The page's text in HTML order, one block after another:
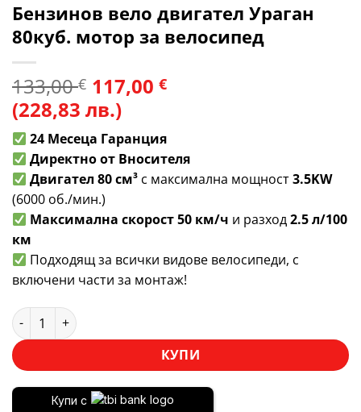
Бензинов вело двигател Ураган
80куб. мотор за велосипед
133,00€ 117,00€
(228,83 лв.)
24 Месеца Гаранция
Директно от Вносителя
Двигател 80 см³ с максимална мощност3.5KW
(6000 об./мин.)
Максимална скорост 50 км/ч и разход2.5 л/100
км
Подходящ за всички видове велосипеди, с
включени части за монтаж!
количество за Бензинов вело двигател Ураган 80куб.
КУПИ
Купи с